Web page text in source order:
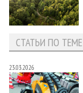
СТАТЬИ ПО ТЕМЕ
23.03.2026